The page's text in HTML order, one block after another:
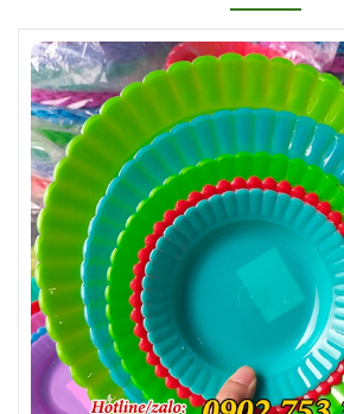
NHẤN ĐÂY
cácVIDEO